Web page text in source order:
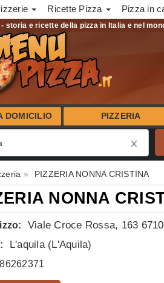
Ricette Pizza Pizza in
storia e ricette della pizza in Italia e nel
DOMICILIO PIZZERIA
PIZZERIA NONNA CRISTINA
NONNA
Viale Croce Rossa, 163
L'aquila (L'Aquila)